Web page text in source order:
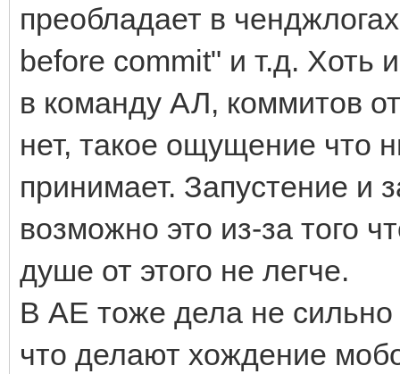
преобладает в
before commit" и т.д. Хоть
в команду АЛ, коммитов
нет, такое ощущение что
принимает. Запустение и
возможно это из-за того
душе от этого не легче.
В АЕ тоже дела не сильно
что делают хождение